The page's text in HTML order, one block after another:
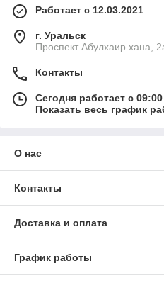
Работает с 12.03.2021
г. Уральск
Проспект Абулхаир хана,
Контакты
Сегодня работает с
Показать весь график
О нас
Контакты
Доставка и оплата
График работы